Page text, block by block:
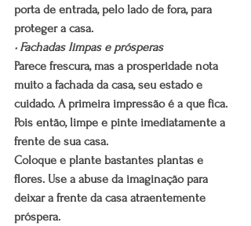
porta de entrada, pelo lado de fora, para
proteger a casa.
• Fachadas limpas e prósperas
Parece frescura, mas a prosperidade nota
muito a fachada da casa, seu estado e
cuidado. A primeira impressão é a que fica.
Pois então, limpe e pinte imediatamente a
frente de sua casa.
Coloque e plante bastantes plantas e
flores. Use a abuse da imaginação para
deixar a frente da casa atraentemente
próspera.